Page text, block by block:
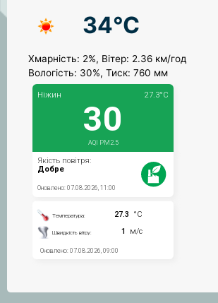
34°C
Хмарність: 2%, Вітер: 2.36 км/год
Вологість: 30%, Тиск: 760 мм